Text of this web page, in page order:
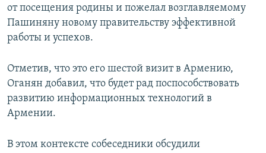
от посещения родины и пожелал возглавляемому
Пашиняну новому правительству эффективной
работы и успехов.
Отметив, что это его шестой визит в Армению,
Оганян добавил, что будет рад поспособствовать
развитию информационных технологий в
Армении.
В этом контексте собеседники обсудили